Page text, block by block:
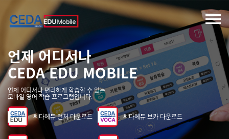
언제 어디서나
CEDA EDU MOBILE
언제 어디서나 편리하게 학습할 수 있는
모바일 영어 학습 프로그램입니다.
쎄다에듀 런처 다운로드 쎄다에듀 보카 다운로드